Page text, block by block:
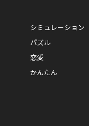
シミュレーション
パズル
恋愛
かんたん